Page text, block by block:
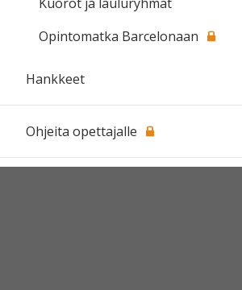
Opintomatka Barcelonaan
Hankkeet
Ohjeita opettajalle